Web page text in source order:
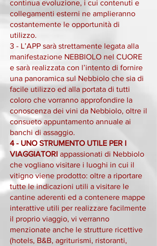
continua evoluzione, i cui contenuti e
collegamenti esterni ne amplieranno
costantemente le opportunità di
utilizzo.
3 - L’APP sarà strettamente legata alla
manifestazione NEBBIOLO nel CUORE
e sarà realizzata con l’intento di fornire
una panoramica sul Nebbiolo che sia di
facile utilizzo ed alla portata di tutti
coloro che vorranno approfondire la
conoscenza dei vini da Nebbiolo, oltre il
consueto appuntamento annuale ai
banchi di assaggio.
4 - UNO STRUMENTO UTILE PER I
VIAGGIATORI appassionati di Nebbiolo
che vogliano visitare i luoghi in cui il
vitigno viene prodotto: oltre a riportare
tutte le indicazioni utili a visitare le
cantine aderenti ed a contenere mappe
interattive utili per realizzare facilmente
il proprio viaggio, vi verranno
menzionate anche le strutture ricettive
(hotels, B&B, agriturismi, ristoranti,